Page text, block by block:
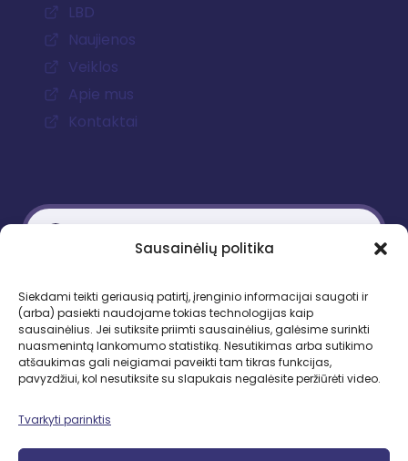
Sausainėlių politika
Siekdami teikti geriausią patirtį, įrenginio informacijai saugoti ir
(arba) pasiekti naudojame tokias technologijas kaip
sausainėlius. Jei sutiksite priimti sausainėlius, galėsime surinkti
nuasmenintą lankomumo statistiką. Nesutikimas arba sutikimo
atšaukimas gali neigiamai paveikti tam tikras funkcijas,
pavyzdžiui, kol nesutiksite su slapukais negalėsite peržiūrėti video.
Tvarkyti parinktis
LBD
Naujienos
Veiklos
Apie mus
Kontaktai
Gedimino pr. 51, LT-01109 Vilnius
Tel. +370 683 95403
El. paštas: lbd.sekretore@gmail.com